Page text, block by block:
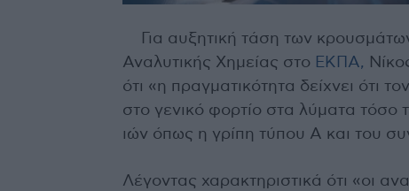
Για αυξητική τάση των
Αναλυτικής Χημείας στο ΕΚΠΑ,
ότι «η πραγματικότητα δείχνει ότι
στο γενικό φορτίο στα λύματα τόσο
ιών όπως η γρίπη τύπου Α και του
Λέγοντας χαρακτηριστικά ότι «οι